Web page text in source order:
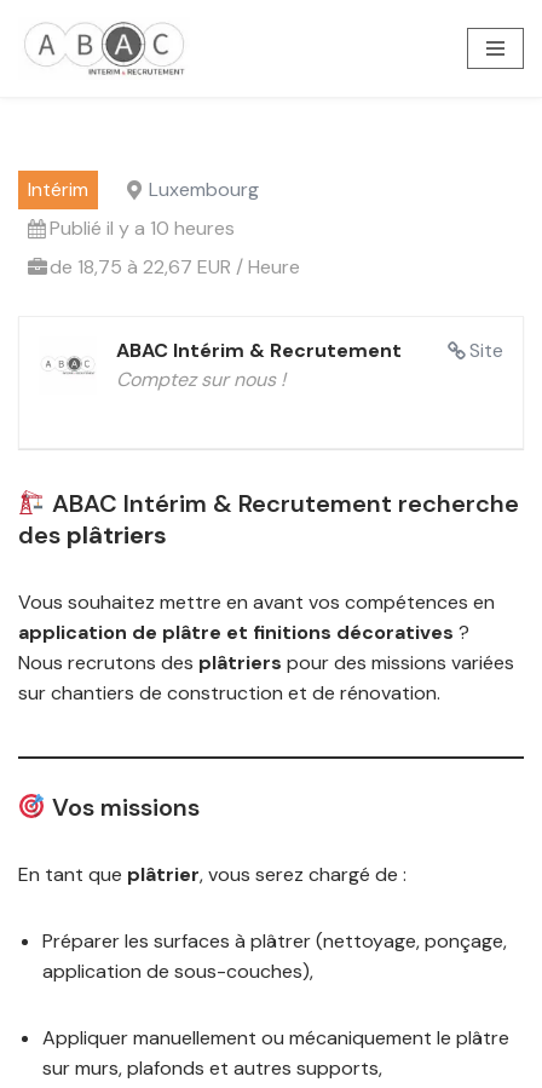
Aller
Intérim
Luxembourg
Publié il y a 10 heures
de 18,75 à 22,67 EUR / Heure
Site
ABAC Intérim & Recrutement
Comptez sur nous !
ABAC Intérim & Recrutement recherche
des plâtriers
Vous souhaitez mettre en avant vos compétences en
application de plâtre et finitions décoratives ?
Nous recrutons des plâtriers pour des missions variées
sur chantiers de construction et de rénovation.
Vos missions
En tant que plâtrier, vous serez chargé de :
Préparer les surfaces à plâtrer (nettoyage, ponçage,
application de sous-couches),
Appliquer manuellement ou mécaniquement le plâtre
sur murs, plafonds et autres supports,